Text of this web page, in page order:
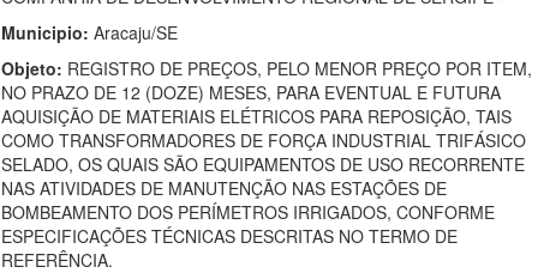
Municipio: Aracaju/SE
Objeto: REGISTRO DE PREÇOS, PELO MENOR PREÇO POR ITEM,
NO PRAZO DE 12 (DOZE) MESES, PARA EVENTUAL E FUTURA
AQUISIÇÃO DE MATERIAIS ELÉTRICOS PARA REPOSIÇÃO, TAIS
COMO TRANSFORMADORES DE FORÇA INDUSTRIAL TRIFÁSICO
SELADO, OS QUAIS SÃO EQUIPAMENTOS DE USO RECORRENTE
NAS ATIVIDADES DE MANUTENÇÃO NAS ESTAÇÕES DE
BOMBEAMENTO DOS PERÍMETROS IRRIGADOS, CONFORME
ESPECIFICAÇÕES TÉCNICAS DESCRITAS NO TERMO DE
REFERÊNCIA.